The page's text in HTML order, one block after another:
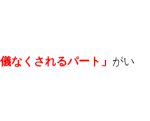
なくされるパート」 がい